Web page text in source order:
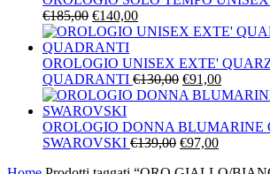
€185,00 Il
prezzo
originale
era:
€185,00.
€140,00Il
prezzo
è:
€140,00.
OROLOGIO UNISEX EXTE'
QUADRANTI €130,00 Il
prezzo
era:
€130,00.
€91,00Il
prezzo
è:
OROLOGIO DONNA BLUMARINE
SWAROVSKI €139,00 Il
€97,00Il